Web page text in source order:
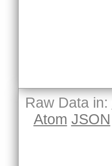
Raw Data in:
Atom JSON